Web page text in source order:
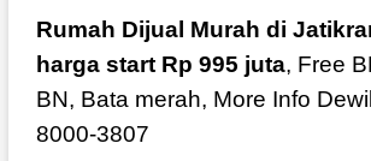
Rumah Dijual Murah di
harga start Rp 995 juta, Free
BN, Bata merah, More Info
8000-3807